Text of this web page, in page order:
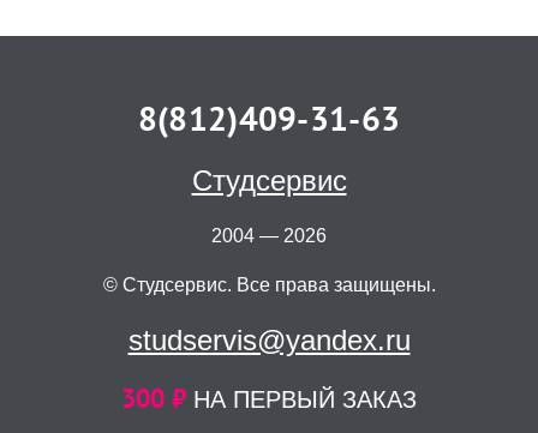
8(812)409-31-63
Студсервис
2004 — 2026
© Студсервис. Все права защищены.
studservis@yandex.ru
300 ₽ НА ПЕРВЫЙ ЗАКАЗ